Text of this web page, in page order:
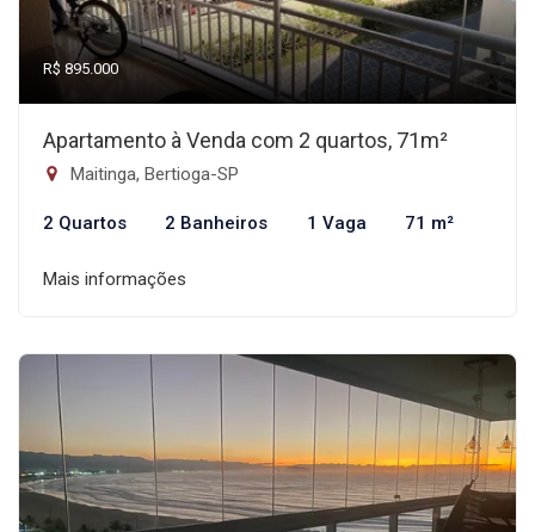
R$ 895.000
Apartamento à Venda com 2 quartos, 71m²
Maitinga, Bertioga-SP
2 Quartos 2 Banheiros 1 Vaga 71 m²
Mais informações